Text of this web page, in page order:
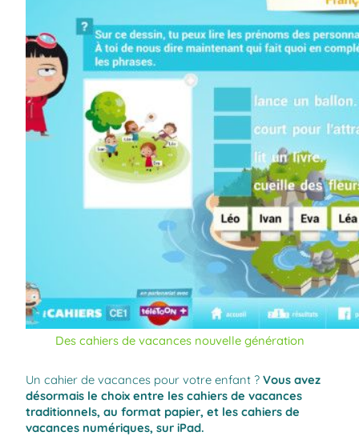
Des cahiers de vacances nouvelle génération
Un cahier de vacances pour votre enfant ? Vous avez
désormais le choix entre les cahiers de vacances
traditionnels, au format papier, et les cahiers de
vacances numériques, sur iPad.